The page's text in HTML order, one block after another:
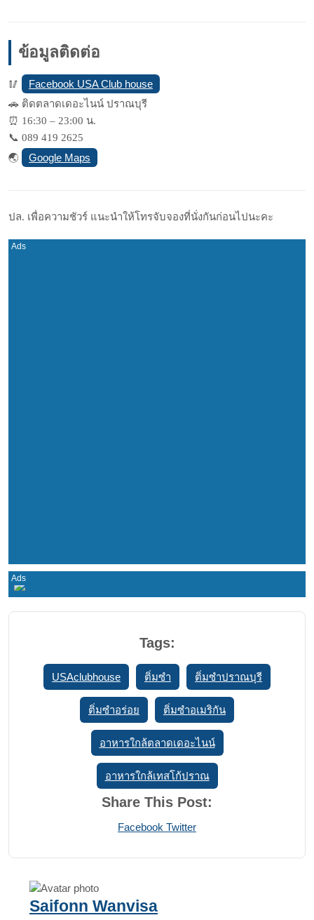
ข้อมูลติดต่อ
🥢 Facebook USA Club house
🚗 ติดตลาดเดอะไนน์ ปราณบุรี
⏰ 16:30 – 23:00 น.
📞 089 419 2625
🌏
Google Maps
ปล. เพื่อความชัวร์ แนะนำให้โทรจับจองที่นั่งกันก่อนไปนะคะ
Tags:
USAclubhouse ติ่มซำ ติ่มซำปราณบุรี
ติ่มซำอร่อย ติ่มซำอเมริกัน
อาหารใกล้ตลาดเดอะไนน์
อาหารใกล้เทสโก้ปราณ
Share This Post:
Facebook TwitterPrint
Share
Email
Saifonn Wanvisa